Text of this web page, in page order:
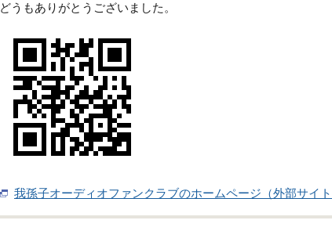
どうもありがとうございました。
我孫子オーディオファンクラブのホームページ（外部サイト